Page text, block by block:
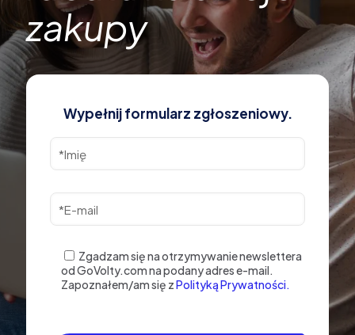
zakupy
Wypełnij formularz zgłoszeniowy.
Zgadzam się na otrzymywanie newslettera
od GoVolty.com na podany adres e-mail.
Zapoznałem/am się zPolityką Prywatności.